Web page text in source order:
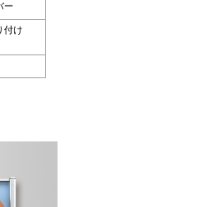
ー
付け